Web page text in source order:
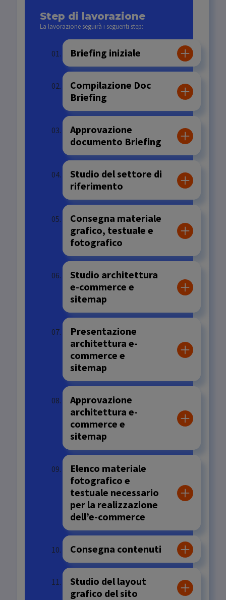
Step di lavorazione
La lavorazione seguirà i seguenti step:
Briefing iniziale
Compilazione Doc
Briefing
Approvazione
documento Briefing
Studio del settore di
riferimento
Consegna materiale
grafico, testuale e
fotografico
Studio architettura
e-commerce e
sitemap
Presentazione
architettura e-
commerce e
sitemap
Approvazione
architettura e-
commerce e
sitemap
Elenco materiale
fotografico e
testuale necessario
per la realizzazione
dell’e-commerce
Consegna contenuti
Studio del layout
grafico del sito